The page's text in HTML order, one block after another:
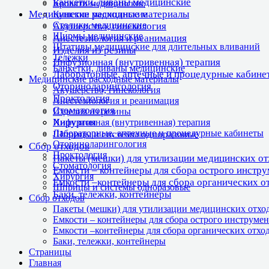
Медицинские расходные материалы
Акушерство, гинекология
Анестезиология и реанимация
Изделия из резины
Инфузионная (внутривенная) терапия
Лабораторные, аптечные и процедурные
Оториноларингология
Проктология
Стоматология
Хирургия
Шприцы и системы одноразовые
Сбор отходов
Пакеты (мешки) для утилизации медицинских
Емкости – контейнеры для сбора острого
Емкости –контейнеры для сбора органических
Баки, тележки, контейнеры
Кровати медицинские
Кушетки медицинские
Столики медицинские
Ширмы медицинские
Штативы медицинские для длительных вливаний
Тележки
Банкетки, диваны медицинские
Медицинские расходные материалы
Акушерство, гинекология
Анестезиология и реанимация
Изделия из резины
Инфузионная (внутривенная) терапия
Лабораторные, аптечные и процедурные кабинеты
Оториноларингология
Проктология
Стоматология
Хирургия
Шприцы и системы одноразовые
Сбор отходов
Пакеты (мешки) для утилизации медицинских
Емкости – контейнеры для сбора острого
Емкости –контейнеры для сбора органических
Баки, тележки, контейнеры
Страницы
Главная